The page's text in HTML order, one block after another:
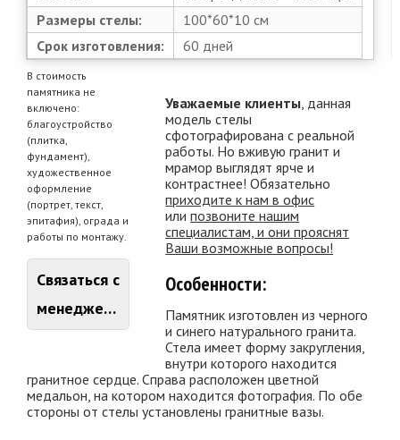
Размеры стелы:
100*60*10 см
Срок изготовления:
60 дней
В стоимость
памятника не
включено:
благоустройство
(плитка,
фундамент),
художественное
оформление
(портрет, текст,
эпитафия), ограда и
работы по монтажу.
Связаться с
менеджером
Уважаемые клиенты , данная
модель стелы
сфотографирована с реальной
работы. Но вживую гранит и
мрамор выглядят ярче и
контрастнее! Обязательно
приходите к нам в офис
илипозвоните нашим
специалистам, и они прояснят
Ваши возможные вопросы!
Особенности:
Памятник изготовлен из черного
и синего натурального гранита.
Стела имеет форму закругления,
внутри которого находится
гранитное сердце. Справа расположен цветной
медальон, на котором находится фотография. По обе
стороны от стелы установлены гранитные вазы.